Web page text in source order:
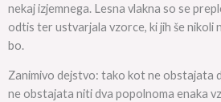
nekaj izjemnega. Lesna vlakna so se
odtis ter ustvarjala vzorce, ki jih še nikoli
bo.
Zanimivo dejstvo: tako kot ne obstajata
ne obstajata niti dva popolnoma enaka